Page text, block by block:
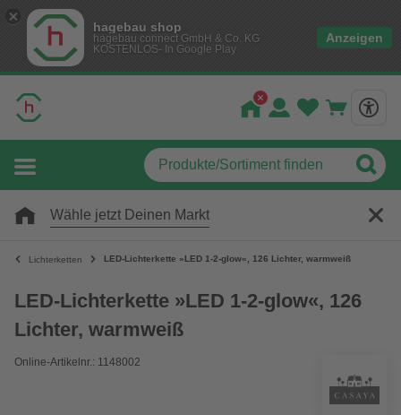
hagebau shop
hagebau connect GmbH & Co. KG
KOSTENLOS- In Google Play
Anzeigen
Wähle jetzt Deinen Markt
Lichterketten LED-Lichterkette »LED 1-2-glow«, 126 Lichter, warmweiß
LED-Lichterkette »LED 1-2-glow«, 126
Lichter, warmweiß
Online-Artikelnr.: 1148002